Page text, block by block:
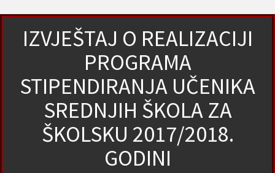
IZVJEŠTAJ O REALIZACIJI
PROGRAMA
STIPENDIRANJA UČENIKA
SREDNJIH ŠKOLA ZA
ŠKOLSKU 2017/2018.
GODINI